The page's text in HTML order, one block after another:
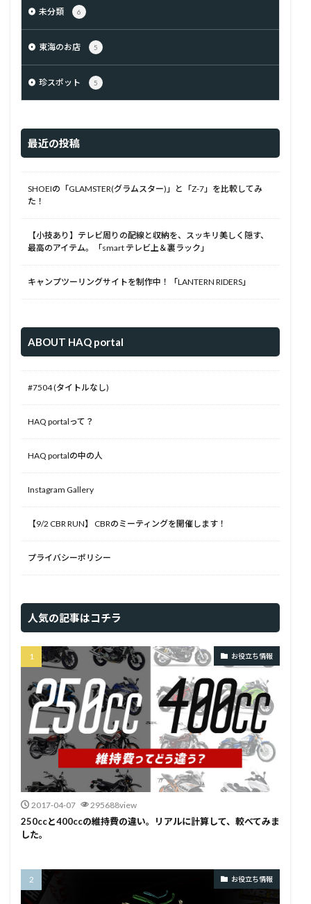
未分類 6
東海のお店 5
珍スポット 5
最近の投稿
SHOEIの「GLAMSTER(グラムスター)」と「Z-7」を比較してみ
た！
【小技あり】テレビ周りの配線と収納を、スッキリ美しく隠す、
最高のアイテム。「smart テレビ上＆裏ラック」
キャンプツーリングサイトを制作中！「LANTERN RIDERS」
ABOUT HAQ portal
#7504 (タイトルなし)
HAQ portalって？
HAQ portalの中の人
Instagram Gallery
【9/2 CBR RUN】 CBRのミーティングを開催します！
プライバシーポリシー
人気の記事はコチラ
お役立ち情報
2017-04-07 295688view
250ccと400ccの維持費の違い。リアルに計算して、較べてみま
した。
お役立ち情報